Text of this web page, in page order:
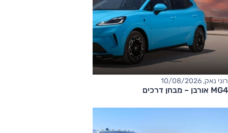
רוני נאק, 10/08/2026
MG4 אורבן – מבחן דרכים